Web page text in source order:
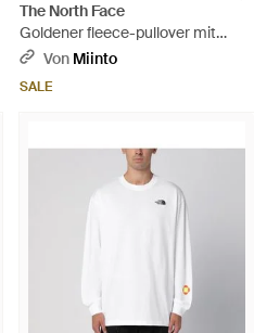
The North Face
Goldener fleece-pullover mit
reißverschluss - Gelb
Von Miinto
SALE